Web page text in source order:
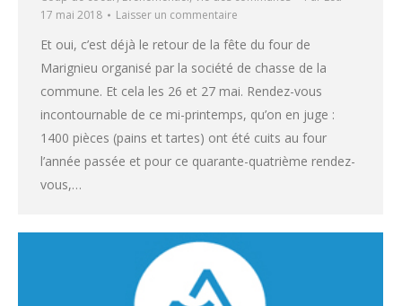
17 mai 2018
Laisser un commentaire
Et oui, c’est déjà le retour de la fête du four de
Marignieu organisé par la société de chasse de la
commune. Et cela les 26 et 27 mai. Rendez-vous
incontournable de ce mi-printemps, qu’on en juge :
1400 pièces (pains et tartes) ont été cuits au four
l’année passée et pour ce quarante-quatrième rendez-
vous,…